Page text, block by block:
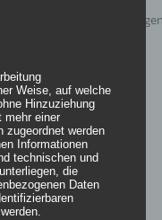
Weise, auf welche
Hinzuziehung
mehr einer
zugeordnet werden
Informationen
technischen und
die
Daten